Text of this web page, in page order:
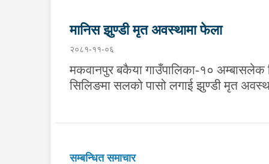
मानिस झुण्डी मृत अवस्थामा फेला
२०८१-११-०६
मकवानपुर बकैया गाउँपालिका-१०
सिलिङमा सलको पासो लगाई झुण्डी मृत
सम्बन्धित समाचार